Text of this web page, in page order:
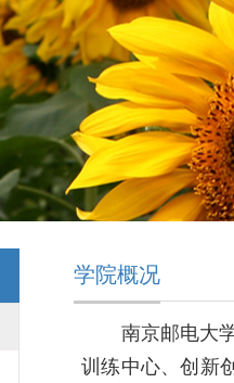
学院概况
南京邮电大
训练中心、创新